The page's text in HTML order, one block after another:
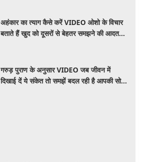
अहंकार का त्याग कैसे करें VIDEO ओशो के विचार
बताते हैं खुद को दूसरों से बेहतर समझने की आदत
गरुड़ पुराण के अनुसार VIDEO जब जीवन में
दिखाई दें ये संकेत तो समझें बदल रही है आपकी सोच